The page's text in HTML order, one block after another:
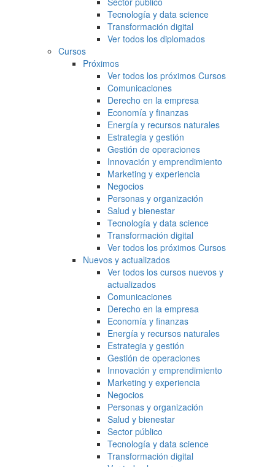
Tecnología y data science
Transformación digital
Ver todos los diplomados
Cursos
Próximos
Ver todos los próximos Cursos
Comunicaciones
Derecho en la empresa
Economía y finanzas
Energía y recursos naturales
Estrategia y gestión
Gestión de operaciones
Innovación y emprendimiento
Marketing y experiencia
Negocios
Personas y organización
Salud y bienestar
Tecnología y data science
Transformación digital
Ver todos los próximos Cursos
Nuevos y actualizados
Ver todos los cursos nuevos y
actualizados
Comunicaciones
Derecho en la empresa
Economía y finanzas
Energía y recursos naturales
Estrategia y gestión
Gestión de operaciones
Innovación y emprendimiento
Marketing y experiencia
Negocios
Personas y organización
Salud y bienestar
Sector público
Tecnología y data science
Transformación digital